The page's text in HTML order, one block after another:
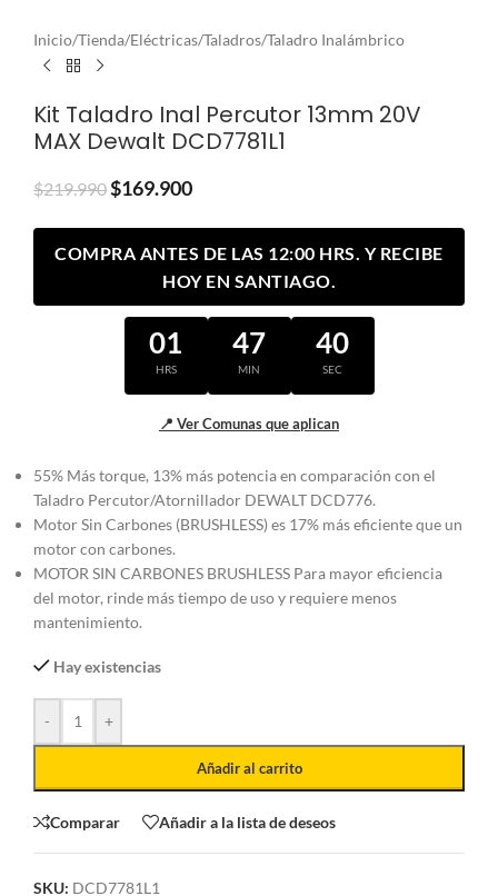
Inicio/Tienda/Eléctricas/Taladros/Taladro Inalámbrico
Kit Taladro Inal Percutor 13mm 20V
MAX Dewalt DCD7781L1
$219.990$169.900
COMPRA ANTES DE LAS 12:00 HRS. Y RECIBE
HOY EN SANTIAGO.
01
HRS
47
MIN
39
SEC
📍 Ver Comunas que aplican
55% Más torque, 13% más potencia en comparación con el
Taladro Percutor/Atornillador DEWALT DCD776.
Motor Sin Carbones (BRUSHLESS) es 17% más eficiente que un
motor con carbones.
MOTOR SIN CARBONES BRUSHLESS Para mayor eficiencia
del motor, rinde más tiempo de uso y requiere menos
mantenimiento.
Hay existencias
- +
Añadir al carrito
Comparar Añadir a la lista de deseos
SKU: DCD7781L1